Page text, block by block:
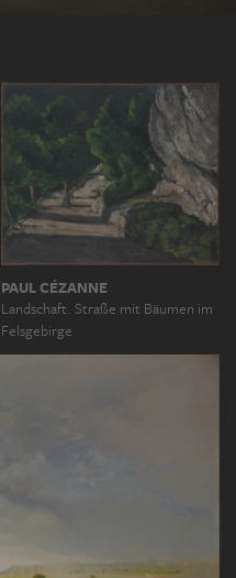
PAUL CÉZANNE
Landschaft. Straße mit Bäumen im
Felsgebirge